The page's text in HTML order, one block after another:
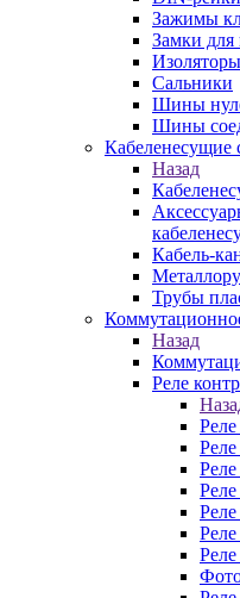
Зажимы
Замки для
Сальники
Шины
Шины
Кабеленесущие
Назад
Кабель-
Трубы
Назад
Реле
Реле